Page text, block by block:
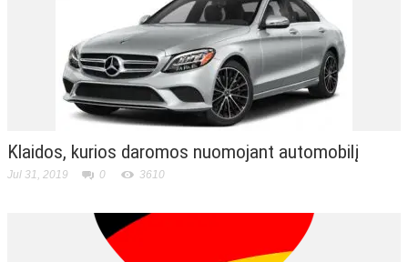
Klaidos, kurios daromos nuomojant automobilį
Jul 31, 2019 0 3610